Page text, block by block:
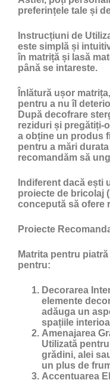
preferințele tale și
Instrucțiuni de
este simplă și
în matriță și lasă
până se intareste.
Înlătură ușor
pentru a nu îl
După decofrare
reziduri și pregătiți-
a obține un produs
pentru a mări
recomandăm să
Indiferent dacă ești
proiecte de bricolaj
concepută să ofere
Proiecte
Matrita pentru
pentru:
Decorarea
elemente
adăuga un
spațiile
Amenajarea
Utilizată
grădini, alei
un plus de
Accentuarea